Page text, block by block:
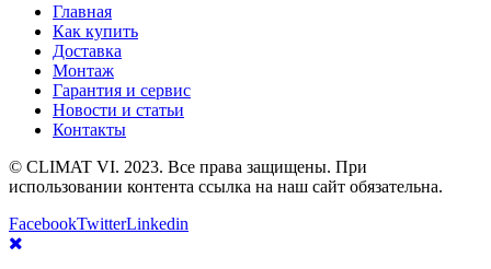
Главная
Как купить
Доставка
Монтаж
Гарантия и сервис
Новости и статьи
Контакты
© CLIMAT VI. 2023. Все права защищены. При
использовании контента ссылка на наш сайт обязательна.
FacebookTwitterLinkedin